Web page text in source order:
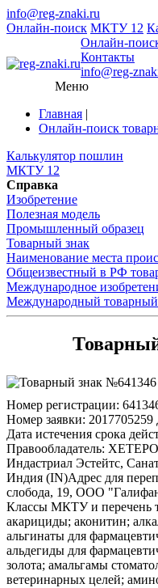
info@reg-znaki.ru
Онлайн-поиск МКТУ 12
Онлайн-
Контакты
info@reg-
Меню
Главная |
Онлайн-поиск
Калькулятор пошлин
МКТУ 12
Справка
Изобретение
Полезная модель
Промышленный образец
Товарный знак
Наименование места
Общеизвестный в РФ
Международное
Международный товарный
Номер регистрации:
Номер заявки: 2017705259
Дата истечения срока
Правообладатель:
Индастриал Эстейтс,
Индия (IN)Адрес для
слобода, 19, ООО
Классы МКТУ и перечень